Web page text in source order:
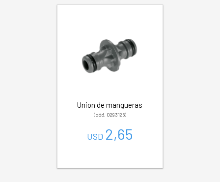
Union de mangueras
(cód. 0293126)
USD 2,65